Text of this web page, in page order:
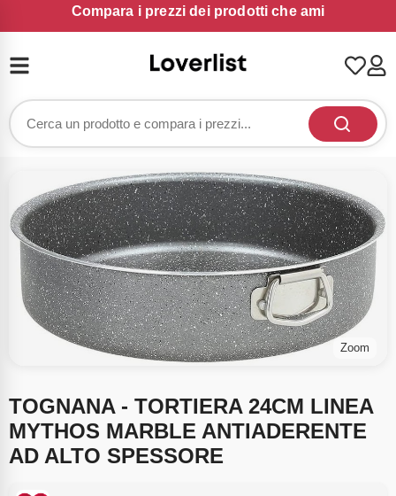
Compara i prezzi dei prodotti che ami
Zoom
TOGNANA - TORTIERA 24CM LINEA
MYTHOS MARBLE ANTIADERENTE
AD ALTO SPESSORE